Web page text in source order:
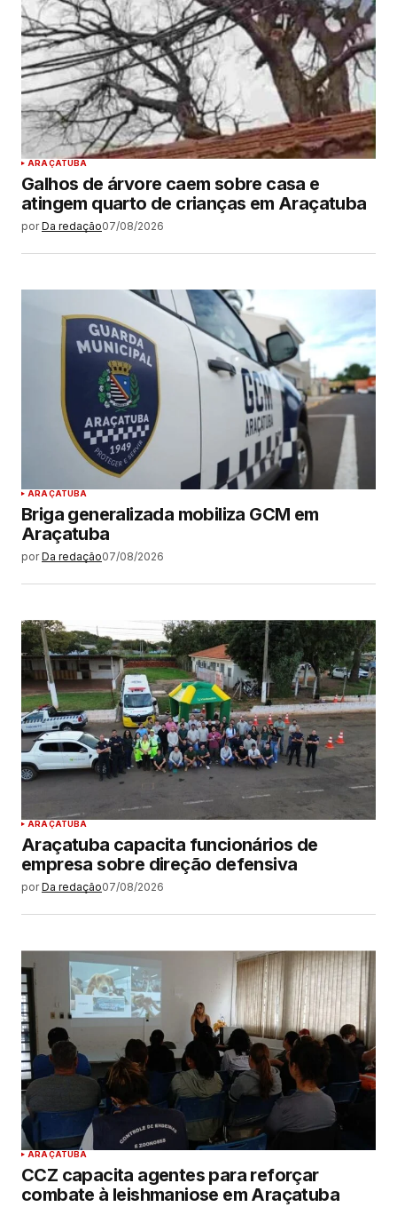
ARAÇATUBA
Galhos de árvore caem sobre casa e
atingem quarto de crianças em Araçatuba
por Da redação07/08/2026
ARAÇATUBA
Briga generalizada mobiliza GCM em
Araçatuba
por Da redação07/08/2026
ARAÇATUBA
Araçatuba capacita funcionários de
empresa sobre direção defensiva
por Da redação07/08/2026
ARAÇATUBA
CCZ capacita agentes para reforçar
combate à leishmaniose em Araçatuba